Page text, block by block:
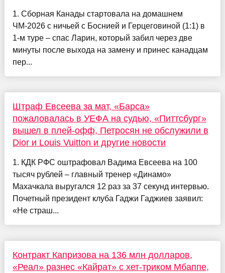
1. Сборная Канады стартовала на домашнем
ЧМ-2026 с ничьей с Боснией и Герцеговиной (1:1) в
1-м туре – спас Ларин, который забил через две
минуты после выхода на замену и принес канадцам
пер...
Штраф Евсеева за мат, «Барса»
пожаловалась в УЕФА на судью, «Питтсбург»
вышел в плей-офф, Петросян не обслужили в
Dior и Louis Vuitton и другие новости
1. КДК РФС оштрафовал Вадима Евсеева на 100
тысяч рублей – главный тренер «Динамо»
Махачкала выругался 12 раз за 37 секунд интервью.
Почетный президент клуба Гаджи Гаджиев заявил:
«Не страш...
Контракт Капризова на 136 млн долларов,
«Реал» разнес «Кайрат» с хет-триком Мбаппе,